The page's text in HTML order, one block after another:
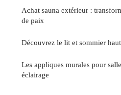
Achat sauna extérieur :
de paix
Découvrez le lit et sommier
Les appliques murales pour
éclairage